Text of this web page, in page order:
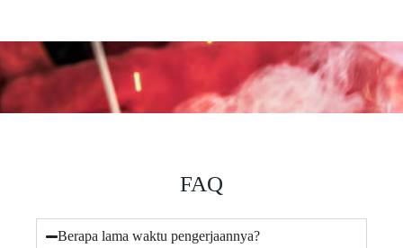
FAQ
Berapa lama waktu pengerjaannya?